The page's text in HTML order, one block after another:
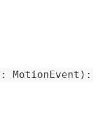
: MotionEvent ) :